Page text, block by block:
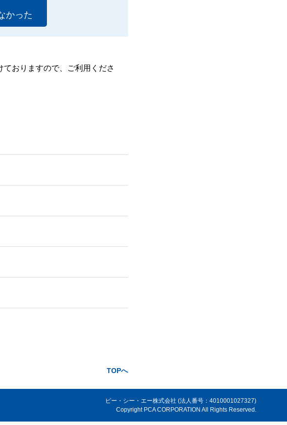
かった
ておりますので、ご利用くださ
TOPへ
ピー・シー・エー株式会社 (法人番号：4010001027327)
Copyright PCA CORPORATION All Rights Reserved.